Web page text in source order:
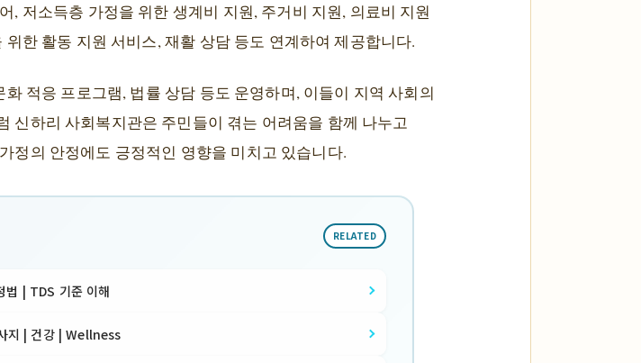
저소득층 가정을 위한 생계비 지원, 주거비 지원, 의료비 지원
한 활동 지원 서비스, 재활 상담 등도 연계하여 제공합니다.
적응 프로그램, 법률 상담 등도 운영하며, 이들이 지역 사회의
신하리 사회복지관은 주민들이 겪는 어려움을 함께 나누고
정의 안정에도 긍정적인 영향을 미치고 있습니다.
RELATED
법 | TDS 기준 이해
지 | 건강 | Wellness